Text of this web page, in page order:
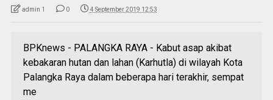
admin 1 0 4 September 2019 12:53
BPKnews - PALANGKA RAYA - Kabut asap akibat
kebakaran hutan dan lahan (Karhutla) di wilayah Kota
Palangka Raya dalam beberapa hari terakhir, sempat
me